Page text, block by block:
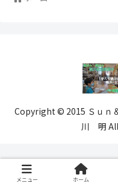
Copyright © 2015 Ｓｕ
川 明 All
メニュー ホーム